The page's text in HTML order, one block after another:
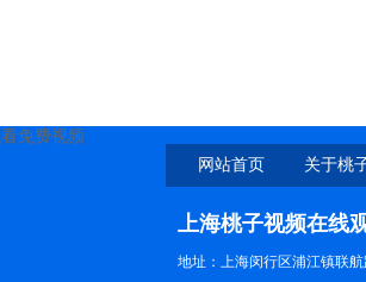
网站首页 关于桃
上海桃子视频在线
地址：上海闵行区浦江镇联